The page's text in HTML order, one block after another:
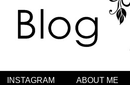
INSTAGRAM ABOUT ME